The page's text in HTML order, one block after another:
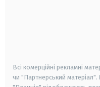
Всі комерційні рекламні
чи "Партнерський